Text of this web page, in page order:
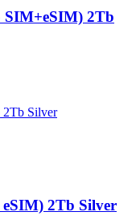
SIM+eSIM) 2Tb
2Tb Silver